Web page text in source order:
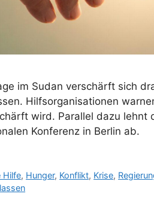
im Sudan verschärft sich
Hilfsorganisationen
wird. Parallel dazu lehnt
Konferenz in Berlin ab.
Hilfe, Hunger, Konflikt, Krise,